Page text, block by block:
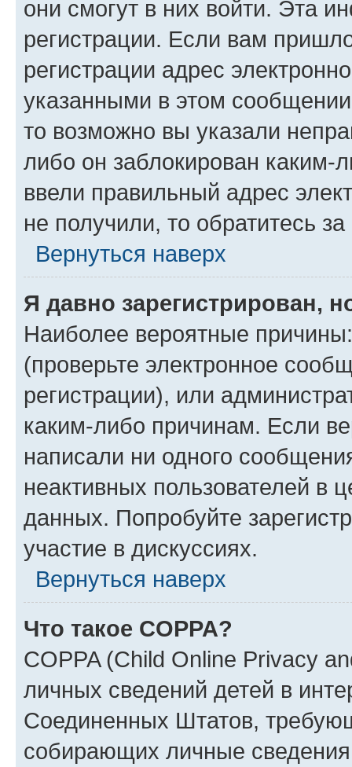
они смогут в них войти. Эта
регистрации. Если вам
регистрации адрес
указанными в этом
то возможно вы указали
либо он заблокирован
ввели правильный адрес
не получили, то обратитесь
Вернуться наверх
Я давно зарегистрирован,
Наиболее вероятные
(проверьте электронное
регистрации), или
каким-либо причинам. Если
написали ни одного
неактивных пользователей в
данных. Попробуйте
участие в дискуссиях.
Вернуться наверх
Что такое COPPA?
COPPA (Child Online Privacy
личных сведений детей в
Соединенных Штатов,
собирающих личные